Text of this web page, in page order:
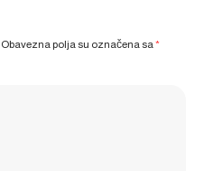
Obavezna polja su označena sa*